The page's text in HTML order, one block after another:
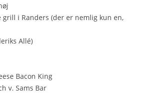
grill i Randers (der er nemlig kun en,
Allé)
Bacon King
v. Sams Bar